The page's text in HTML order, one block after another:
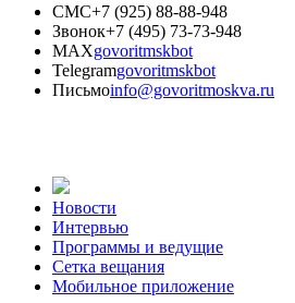
СМС+7 (925) 88-88-948
Звонок+7 (495) 73-73-948
MAXgovoritmskbot
Telegramgovoritmskbot
Письмоinfo@govoritmoskva.ru
Новости
Интервью
Программы и ведущие
Сетка вещания
Мобильное приложение